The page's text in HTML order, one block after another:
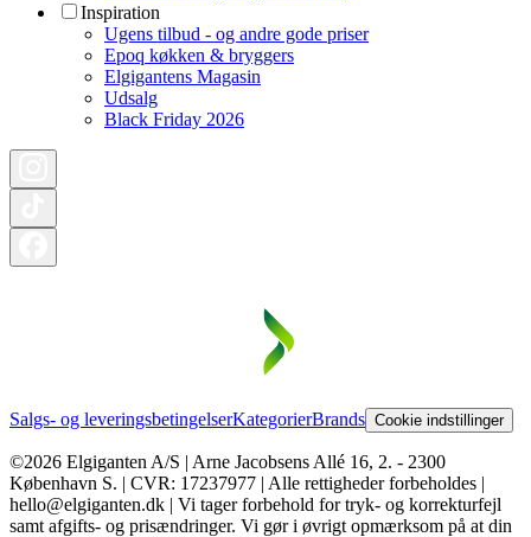
Inspiration
Ugens tilbud - og andre gode priser
Epoq køkken & bryggers
Elgigantens Magasin
Udsalg
Black Friday 2026
Salgs- og leveringsbetingelserKategorierBrands Cookie indstillinger
©2026 Elgiganten A/S | Arne Jacobsens Allé 16, 2. - 2300
København S. | CVR: 17237977 | Alle rettigheder forbeholdes |
hello@elgiganten.dk | Vi tager forbehold for tryk- og korrekturfejl
samt afgifts- og prisændringer. Vi gør i øvrigt opmærksom på at din